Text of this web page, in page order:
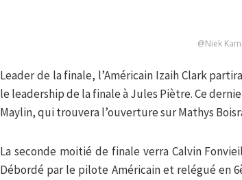
@Niek
Leader de la finale, l’Américain Izaih Clark
le leadership de la finale à Jules Piètre. Ce
Maylin, qui trouvera l’ouverture sur Mathys
La seconde moitié de finale verra Calvin
Débordé par le pilote Américain et relégué en